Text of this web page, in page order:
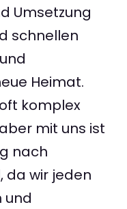
Umsetzung
schnellen
und
Heimat.
komplex
mit uns ist
nach
da wir jeden
und